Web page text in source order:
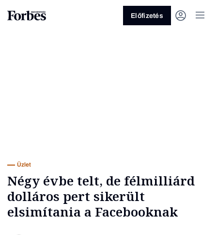
Előfizetés
Üzlet
Négy évbe telt, de félmilliárd
dolláros pert sikerült
elsimítania a Facebooknak